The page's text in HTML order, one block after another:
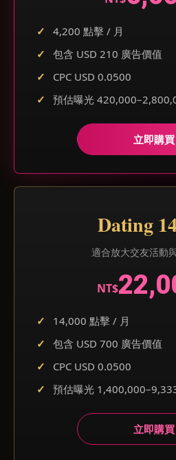
4,200 點擊 / 月
包含 USD 210 廣告價值
CPC USD 0.0500
預估曝光
立即購買
Dating
適合放大交友活動
NT$
14,000 點擊 / 月
包含 USD 700 廣告價值
CPC USD 0.0500
預估曝光
立即購買